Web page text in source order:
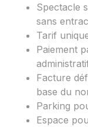
Spectacle
sans
Tarif
Paiement
Facture
base du
Parking
Espace